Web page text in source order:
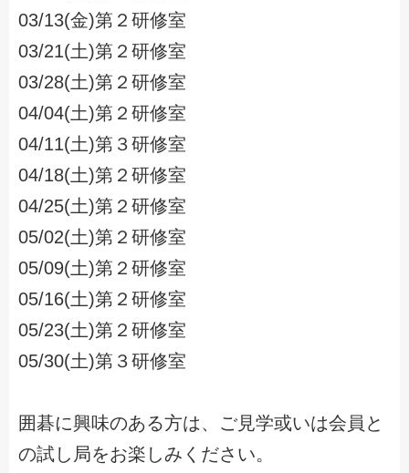
03/13(金)第２研修室
03/21(土)第２研修室
03/28(土)第２研修室
04/04(土)第２研修室
04/11(土)第３研修室
04/18(土)第２研修室
04/25(土)第２研修室
05/02(土)第２研修室
05/09(土)第２研修室
05/16(土)第２研修室
05/23(土)第２研修室
05/30(土)第３研修室
囲碁に興味のある方は、ご見学或いは会員と
の試し局をお楽しみください。